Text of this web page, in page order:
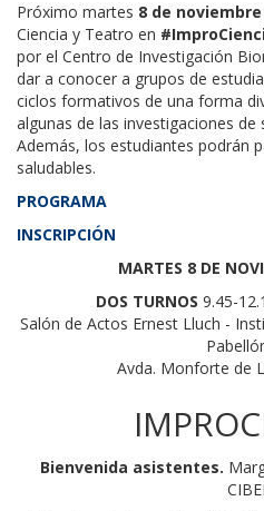
Próximo martes 8 de noviembre
Ciencia y Teatro en
por el Centro de Investigación
dar a conocer a grupos de
ciclos formativos de una forma
algunas de las investigaciones
Además, los estudiantes podrán
saludables.
PROGRAMA
INSCRIPCIÓN
MARTES 8 DE
DOS TURNOS 9.45-
Salón de Actos Ernest Lluch -
Avda. Monforte de
Bienvenida asistentes.